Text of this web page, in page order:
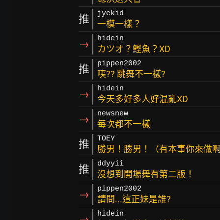
推 jyekid
一模一樣？
→ hidein
カツオ？鰹魚？XD
推 pippen2002
咦?? 跳舞不一樣?
→ hidein
今天多好多人好混亂XD
→ newsnew
每次都不一樣
推 TOEY
勝男！勝男！（有本事你來做
推 ddyyii
沒想到開場舞有第二版！
→ pippen2002
請問...這正妹是誰?
hidein